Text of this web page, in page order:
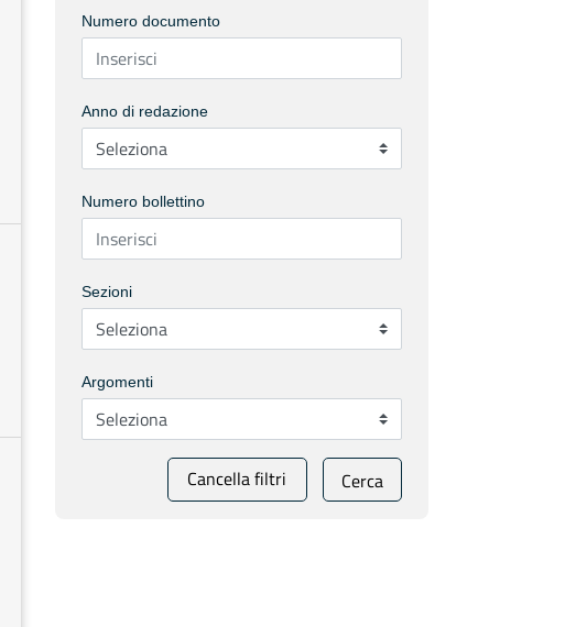
Numero documento
Anno di redazione
Numero bollettino
Sezioni
Argomenti
Cancella filtri Cerca